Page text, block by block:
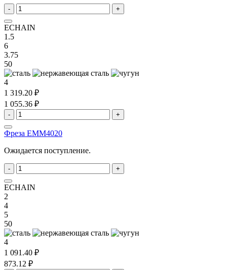
- +
ECHAIN
1.5
6
3.75
50
4
1 319.20 ₽
1 055.36 ₽
- +
Фреза EMM4020
Ожидается поступление.
- +
ECHAIN
2
4
5
50
4
1 091.40 ₽
873.12 ₽